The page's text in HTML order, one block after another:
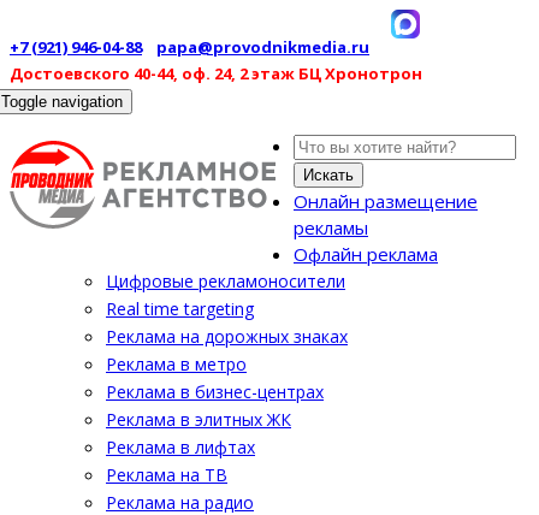
+7 (921) 946-04-88
papa@provodnikmedia.ru
Достоевского 40-44, оф. 24, 2 этаж БЦ Хронотрон
Toggle navigation
Искать
Онлайн размещение
рекламы
Офлайн реклама
Цифровые рекламоносители
Real time targeting
Реклама на дорожных знаках
Реклама в метро
Реклама в бизнес-центрах
Реклама в элитных ЖК
Реклама в лифтах
Реклама на ТВ
Реклама на радио